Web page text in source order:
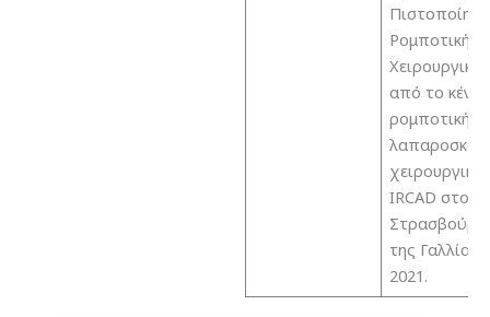
Πιστοποίηση
Ρομποτικής
Χειρουργικής
από το
ρομποτικής
IRCAD στο
της Γαλλίας
2021.